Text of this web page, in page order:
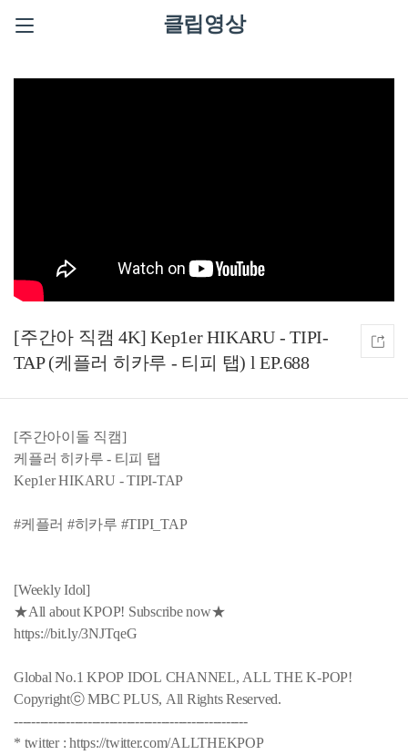
클립영상
[주간아 직캠 4K] Kep1er HIKARU - TIPI-
TAP (케플러 히카루 - 티피 탭) l EP.688
[주간아이돌 직캠]
케플러 히카루 - 티피 탭
Kep1er HIKARU - TIPI-TAP
#케플러 #히카루 #TIPI_TAP
[Weekly Idol]
★All about KPOP! Subscribe now★
https://bit.ly/3NJTqeG
Global No.1 KPOP IDOL CHANNEL, ALL THE K-POP!
Copyrightⓒ MBC PLUS, All Rights Reserved.
------------------------------------------------------
* twitter : https://twitter.com/ALLTHEKPOP